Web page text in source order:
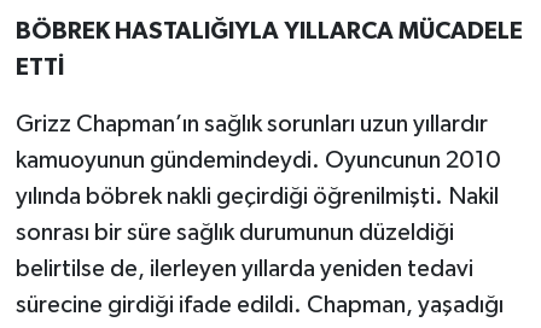
BÖBREK HASTALIĞIYLA YILLARCA MÜCADELE
ETTİ
Grizz Chapman’ın sağlık sorunları uzun yıllardır
kamuoyunun gündemindeydi. Oyuncunun 2010
yılında böbrek nakli geçirdiği öğrenilmişti. Nakil
sonrası bir süre sağlık durumunun düzeldiği
belirtilse de, ilerleyen yıllarda yeniden tedavi
sürecine girdiği ifade edildi. Chapman, yaşadığı